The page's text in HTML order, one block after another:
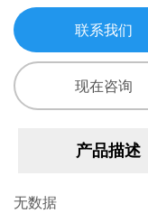
联系我们
现在咨询
产品描述
无数据